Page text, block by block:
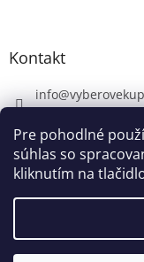
Pre pohodlné
súhlas so
kliknutím na
V piatok 7. 8. máme
Kontakt
info@
https://